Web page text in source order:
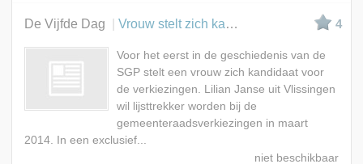
De Vijfde Dag Vrouw stelt zich kandidaat voor SGP 4
Voor het eerst in de geschiedenis van de
SGP stelt een vrouw zich kandidaat voor
de verkiezingen. Lilian Janse uit Vlissingen
wil lijsttrekker worden bij de
gemeenteraadsverkiezingen in maart
2014. In een exclusief...